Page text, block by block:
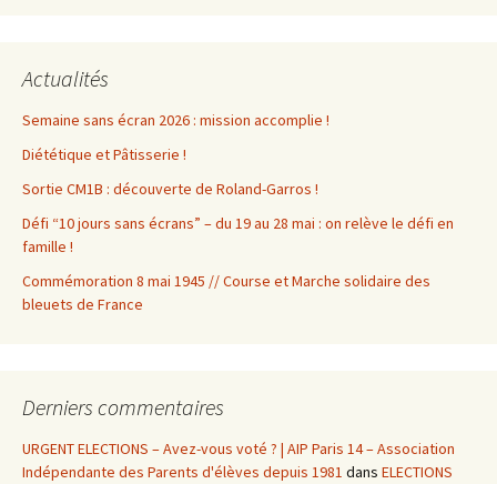
Actualités
Semaine sans écran 2026 : mission accomplie !
Diététique et Pâtisserie !
Sortie CM1B : découverte de Roland-Garros !
Défi “10 jours sans écrans” – du 19 au 28 mai : on relève le défi en
famille !
Commémoration 8 mai 1945 // Course et Marche solidaire des
bleuets de France
Derniers commentaires
URGENT ELECTIONS – Avez-vous voté ? | AIP Paris 14 – Association
Indépendante des Parents d'élèves depuis 1981 dans ELECTIONS